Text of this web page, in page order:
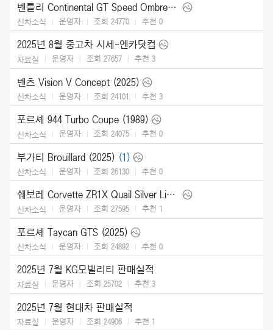
벤틀리 Continental GT Speed Ombre by Mulliner (2025)
신차소식 운영자 조회 24770 추천 0
2025년 8월 중고차 시세-엔카닷컴
자료실 운영자 조회 27657 추천 3
벤츠 Vision V Concept (2025)
신차소식 운영자 조회 24101 추천 3
포르셰 944 Turbo Coupe (1989)
신차소식 운영자 조회 24075 추천 0
부가티 Brouillard (2025) (1)
신차소식 운영자 조회 26130 추천 0
쉐보레 Corvette ZR1X Quail Silver Limited Edition (2026)
신차소식 운영자 조회 27595 추천 1
포르셰 Taycan GTS (2025)
신차소식 운영자 조회 24892 추천 0
2025년 7월 KG모빌리티 판매실적
자료실 운영자 조회 25702 추천 3
2025년 7월 현대차 판매실적
자료실 운영자 조회 24906 추천 1